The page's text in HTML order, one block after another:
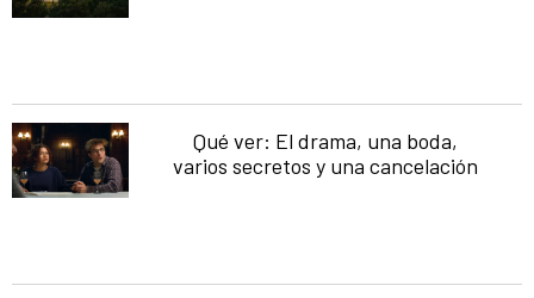
Qué ver: El drama, una boda,
varios secretos y una cancelación